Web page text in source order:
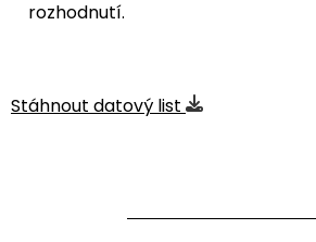
rozhodnutí.
Stáhnout datový list